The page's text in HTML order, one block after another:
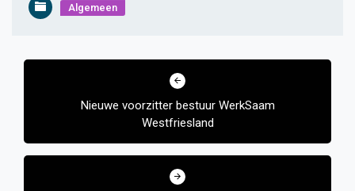
Algemeen
Bericht
Nieuwe voorzitter bestuur WerkSaam
Westfriesland